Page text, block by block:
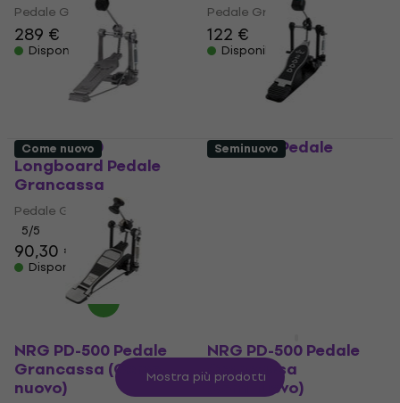
Pedale Grancassa
289 €
Disponibile
Pedale Grancassa
122 €
Disponibile
Pearl P-830
Longboard Pedale
Grancassa
Pedale Grancassa
5/5
90,30 €
Disponibile
DW 2000 Pedale
Grancassa
Come nuovo
NRG PD-500 Pedale
Grancassa (Come
nuovo)
Seminuovo
NRG PD-500 Pedale
Grancassa
(Seminuovo)
Mostra più prodotti